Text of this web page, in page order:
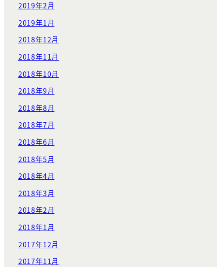
2019年2月
2019年1月
2018年12月
2018年11月
2018年10月
2018年9月
2018年8月
2018年7月
2018年6月
2018年5月
2018年4月
2018年3月
2018年2月
2018年1月
2017年12月
2017年11月